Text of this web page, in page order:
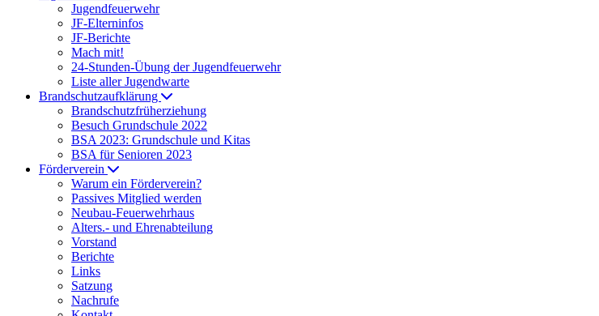
Jugendfeuerwehr
JF-Elterninfos
JF-Berichte
Mach mit!
24-Stunden-Übung der Jugendfeuerwehr
Liste aller Jugendwarte
Brandschutzaufklärung
Brandschutzfrüherziehung
Besuch Grundschule 2022
BSA 2023: Grundschule und Kitas
BSA für Senioren 2023
Förderverein
Warum ein Förderverein?
Passives Mitglied werden
Neubau-Feuerwehrhaus
Alters.- und Ehrenabteilung
Vorstand
Berichte
Links
Satzung
Nachrufe